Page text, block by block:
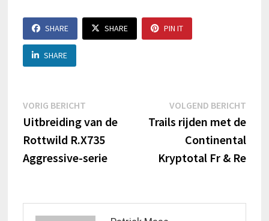
SHARE SHARE PIN IT
SHARE
Berichtnavigatie
VORIG BERICHTVorig
bericht:
Uitbreiding van de
Rottwild R.X735
Aggressive-serie
VOLGEND BERICHT
Trails rijden met de
Continental
Kryptotal Fr & Re